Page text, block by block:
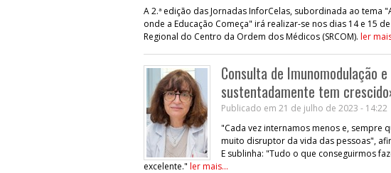
A 2.ª edição das Jornadas InforCelas, subordinada ao tema
onde a Educação Começa" irá realizar-se nos dias 14 e 15
Regional do Centro da Ordem dos Médicos (SRCOM). ler
Consulta de Imunomodulação
sustentadamente tem
Publicado em 21 de julho de 2023 - 14:22
"Cada vez internamos menos e, sempre
muito disruptor da vida das pessoas",
E sublinha: "Tudo o que conseguirmos
excelente." ler mais...